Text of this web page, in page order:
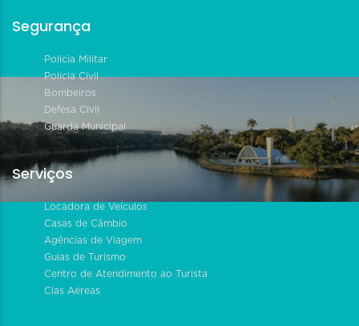
Segurança
Polícia Militar
Polícia Civil
Bombeiros
Defesa Civil
Guarda Municipal
Serviços
Locadora de Veículos
Casas de Câmbio
Agências de Viagem
Guias de Turismo
Centro de Atendimento ao Turista
Cias Aéreas